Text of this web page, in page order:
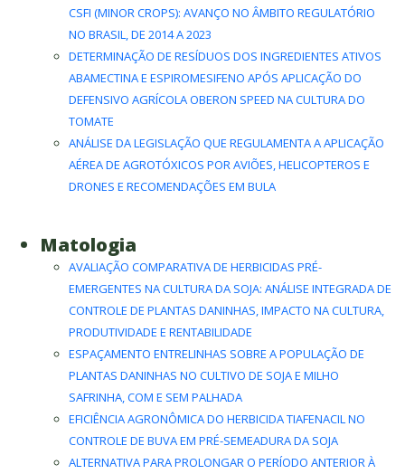
CSFI (MINOR CROPS): AVANÇO NO ÂMBITO REGULATÓRIO
NO BRASIL, DE 2014 A 2023
DETERMINAÇÃO DE RESÍDUOS DOS INGREDIENTES ATIVOS
ABAMECTINA E ESPIROMESIFENO APÓS APLICAÇÃO DO
DEFENSIVO AGRÍCOLA OBERON SPEED NA CULTURA DO
TOMATE
ANÁLISE DA LEGISLAÇÃO QUE REGULAMENTA A APLICAÇÃO
AÉREA DE AGROTÓXICOS POR AVIÕES, HELICOPTEROS E
DRONES E RECOMENDAÇÕES EM BULA
Matologia
AVALIAÇÃO COMPARATIVA DE HERBICIDAS PRÉ-
EMERGENTES NA CULTURA DA SOJA: ANÁLISE INTEGRADA DE
CONTROLE DE PLANTAS DANINHAS, IMPACTO NA CULTURA,
PRODUTIVIDADE E RENTABILIDADE
ESPAÇAMENTO ENTRELINHAS SOBRE A POPULAÇÃO DE
PLANTAS DANINHAS NO CULTIVO DE SOJA E MILHO
SAFRINHA, COM E SEM PALHADA
EFICIÊNCIA AGRONÔMICA DO HERBICIDA TIAFENACIL NO
CONTROLE DE BUVA EM PRÉ-SEMEADURA DA SOJA
ALTERNATIVA PARA PROLONGAR O PERÍODO ANTERIOR À